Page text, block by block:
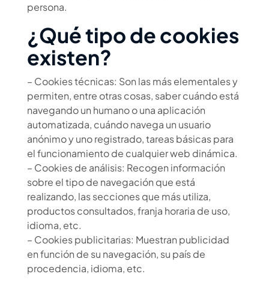
persona.
¿Qué tipo de cookies
existen?
– Cookies técnicas: Son las más elementales y
permiten, entre otras cosas, saber cuándo está
navegando un humano o una aplicación
automatizada, cuándo navega un usuario
anónimo y uno registrado, tareas básicas para
el funcionamiento de cualquier web dinámica.
– Cookies de análisis: Recogen información
sobre el tipo de navegación que está
realizando, las secciones que más utiliza,
productos consultados, franja horaria de uso,
idioma, etc.
– Cookies publicitarias: Muestran publicidad
en función de su navegación, su país de
procedencia, idioma, etc.